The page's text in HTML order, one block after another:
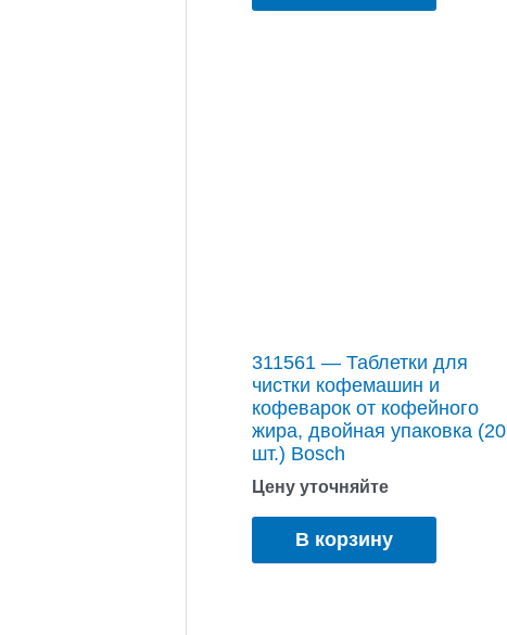
311561 — Таблетки для
чистки кофемашин и
кофеварок от кофейного
жира, двойная упаковка (20
шт.) Bosch
Цену уточняйте
В корзину